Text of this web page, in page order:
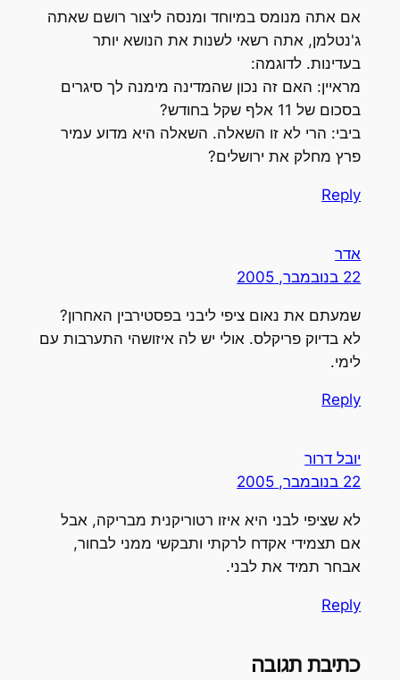
אם אתה מנומס במיוחד ומנסה ליצור רושם שאתה
ג'נטלמן, אתה רשאי לשנות את הנושא יותר
בעדינות. לדוגמה:
מראיין: האם זה נכון שהמדינה מימנה לך סיגרים
בסכום של 11 אלף שקל בחודש?
ביבי: הרי לא זו השאלה. השאלה היא מדוע עמיר
פרץ מחלק את ירושלים?
Reply
אדר
22 בנובמבר, 2005
שמעתם את נאום ציפי ליבני בפסטירבין האחרון?
לא בדיוק פריקלס. אולי יש לה איזושהי התערבות עם
לימי.
Reply
יובל דרור
22 בנובמבר, 2005
לא שציפי לבני היא איזו רטוריקנית מבריקה, אבל
אם תצמידי אקדח לרקתי ותבקשי ממני לבחור,
אבחר תמיד את לבני.
Reply
כתיבת תגובה